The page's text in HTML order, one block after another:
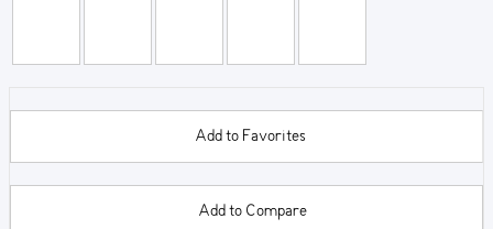
Add to Favorites
Add to Compare